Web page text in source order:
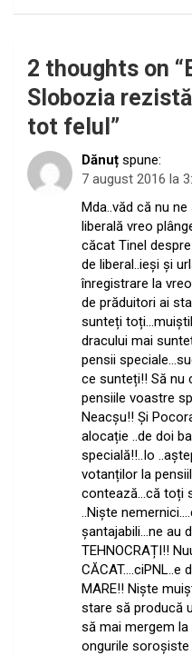
2 thoughts on “
Slobozia
tot felul ”
Dănuț spune:
7 august 2016 la
Mda..văd că nu
liberală vreo
căcat Tinel
de liberal..ieși și
înregistrare la
de prăduitori ai
sunteți
dracului mai
pensii
ce sunteți!! Să nu
pensiile voastre
Neacșu!! Și
alocație ..de doi
specială!!..Io
votanților la
contează…că toți
..Niște
șantajabili…ne au
TEHNOCRAȚI!!
CĂCAT….ciPNL..e
MARE!! Niște
stare să producă
să mai mergem
ongurile